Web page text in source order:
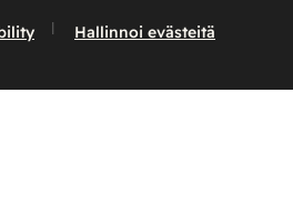
Hallinnoi evästeitä